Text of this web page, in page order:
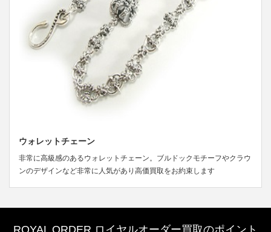
ウォレットチェーン
非常に高級感のあるウォレットチェーン。ブルドックモチーフやクラウ
ンのデザインなど非常に人気があり高価買取をお約束します
ROYAL ORDER ロイヤルオーダー買取のポイント